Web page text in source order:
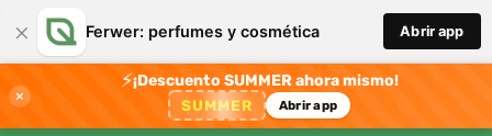
× Ferwer: perfumes y cosmética Abrir app
×
⚡¡Descuento SUMMER ahora mismo!
SUMMER Abrir app